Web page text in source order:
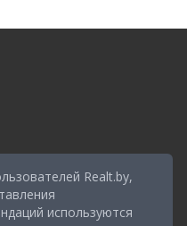
Realt.by,
используются